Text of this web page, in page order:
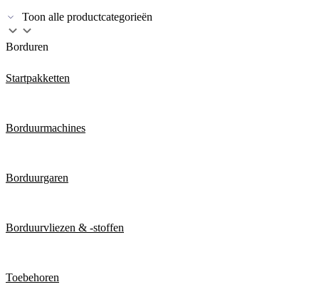
Toon alle productcategorieën
Borduren
Startpakketten
Borduurmachines
Borduurgaren
Borduurvliezen & -stoffen
Toebehoren